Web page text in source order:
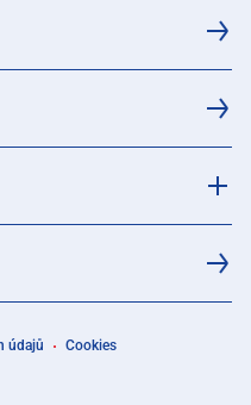
údajů
Cookies